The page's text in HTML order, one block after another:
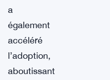
a
également
accéléré
l’adoption,
aboutissant